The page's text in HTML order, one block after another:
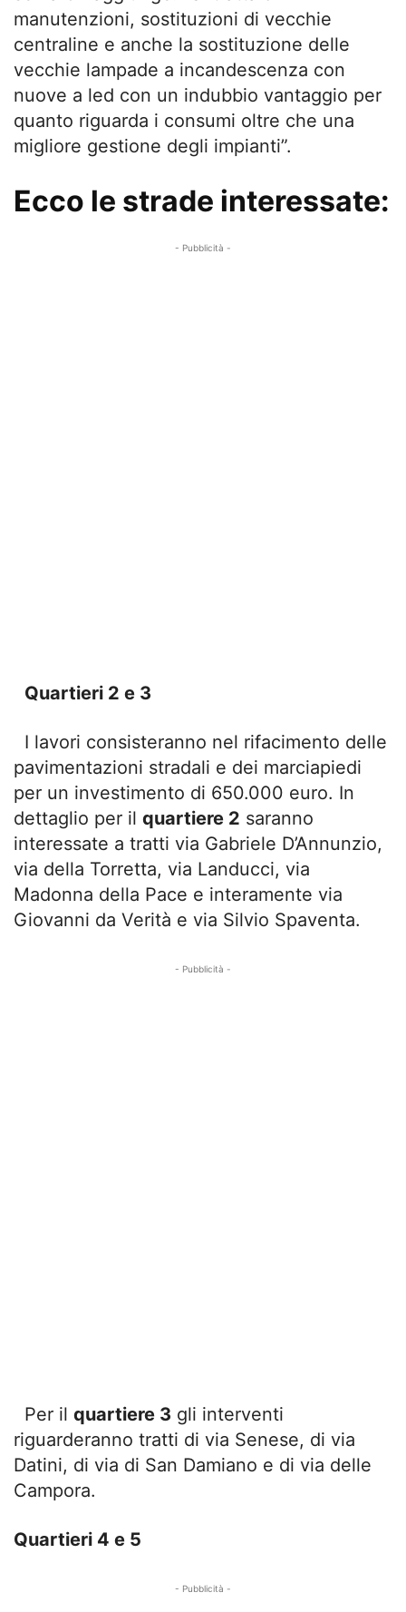
manutenzioni, sostituzioni di vecchie
centraline e anche la sostituzione delle
vecchie lampade a incandescenza con
nuove a led con un indubbio vantaggio per
quanto riguarda i consumi oltre che una
migliore gestione degli impianti”.
Ecco le strade interessate:
- Pubblicità -
Quartieri 2 e 3
I lavori consisteranno nel rifacimento delle
pavimentazioni stradali e dei marciapiedi
per un investimento di 650.000 euro. In
dettaglio per il quartiere 2 saranno
interessate a tratti via Gabriele D’Annunzio,
via della Torretta, via Landucci, via
Madonna della Pace e interamente via
Giovanni da Verità e via Silvio Spaventa.
- Pubblicità -
Per il quartiere 3 gli interventi
riguarderanno tratti di via Senese, di via
Datini, di via di San Damiano e di via delle
Campora.
Quartieri 4 e 5
- Pubblicità -